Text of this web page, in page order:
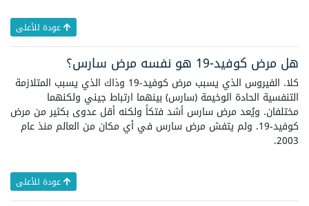
عودة للأعلى
هل مرض كوفيد-19 هو نفسه مرض سارس؟
كلا. الفيروس الذي يسبب مرض كوفيد-19 وذاك الذي يسبب المتلازمة
التنفسية الحادة الوخيمة (سارس) بينهما ارتباط جيني ولكنهما
مختلفان. ويُعد مرض سارس أشد فتكاً ولكنه أقل عدوى بكثير من مرض
كوفيد-19. ولم يتفش مرض سارس في أي مكان من العالم منذ عام
2003.
عودة للأعلى